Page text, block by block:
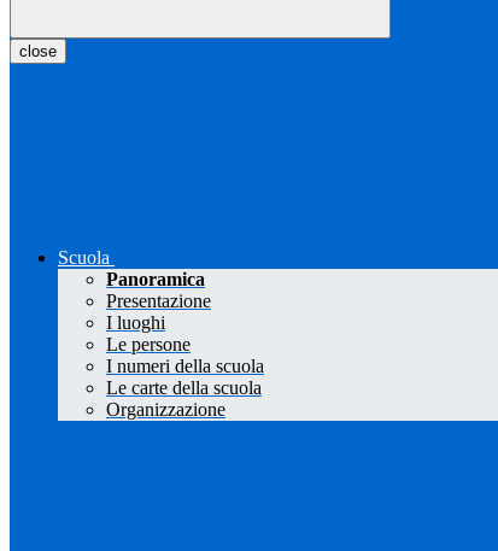
close
Scuola
Panoramica
Presentazione
I luoghi
Le persone
I numeri della scuola
Le carte della scuola
Organizzazione